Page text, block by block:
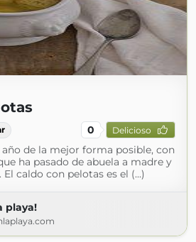
0 Delicioso
de la mejor forma posible, con
ha pasado de abuela a madre y
caldo con pelotas es el (...)
playa!